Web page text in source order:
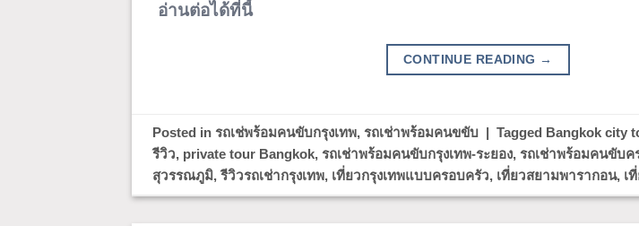
อ่านต่อได้ที่นี้
CONTINUE READING →
Posted in รถเช่พร้อมคนขับกรุงเทพ, รถเช่าพร้อมคนขขับ | Tagged Bangkok city
รีวิว, private tour Bangkok, รถเช่าพร้อมคนขับกรุงเทพ-ระยอง, รถเช่าพร้อมคนขับค
สุวรรณภูมิ,รีวิวรถเช่ากรุงเทพ, เที่ยวกรุงเทพแบบครอบครัว, เที่ยวสยามพารากอน, เ